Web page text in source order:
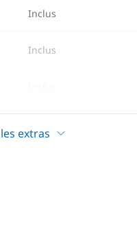
Inclus
Inclus
extras